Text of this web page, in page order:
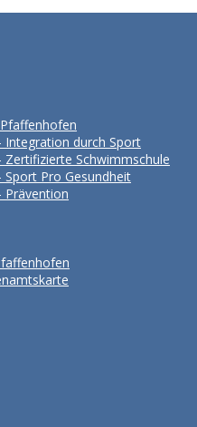
Integration durch Sport
Zertifizierte Schwimmschule
Sport Pro Gesundheit
Prävention